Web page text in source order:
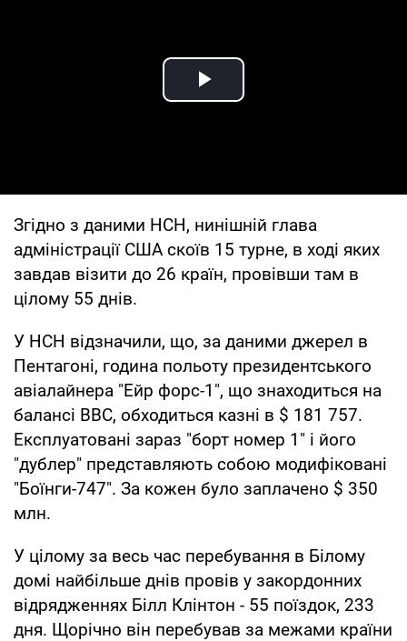
Play Video
Згідно з даними НСН, нинішній глава
адміністрації США скоїв 15 турне, в ході яких
завдав візити до 26 країн, провівши там в
цілому 55 днів.
У НСН відзначили, що, за даними джерел в
Пентагоні, година польоту президентського
авіалайнера "Ейр форс-1", що знаходиться на
балансі ВВС, обходиться казні в $ 181 757.
Експлуатовані зараз "борт номер 1" і його
"дублер" представляють собою модифіковані
"Боїнги-747". За кожен було заплачено $ 350
млн.
У цілому за весь час перебування в Білому
домі найбільше днів провів у закордонних
відрядженнях Білл Клінтон - 55 поїздок, 233
дня. Щорічно він перебував за межами країни